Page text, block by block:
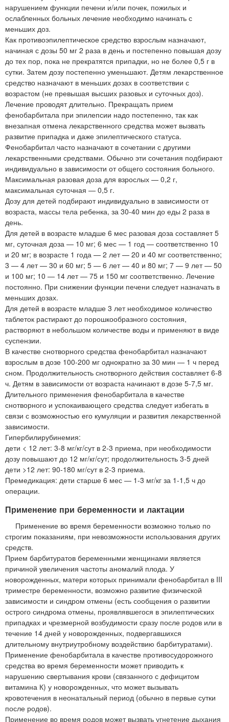
нарушением функции печени и/или почек, пожилых и
ослабленных больных лечение необходимо начинать с
меньших доз.
Как противоэпилептическое средство взрослым назначают,
начиная с дозы 50 мг 2 раза в день и постепенно повышая дозу
до тех пор, пока не прекратятся припадки, но не более 0,5 г в
сутки. Затем дозу постепенно уменьшают. Детям лекарственное
средство назначают в меньших дозах в соответствии с
возрастом (не превышая высших разовых и суточных доз).
Лечение проводят длительно. Прекращать прием
фенобарбитала при эпилепсии надо постепенно, так как
внезапная отмена лекарственного средства может вызвать
развитие припадка и даже эпилептического статуса.
Фенобарбитал часто назначают в сочетании с другими
лекарственными средствами. Обычно эти сочетания подбирают
индивидуально в зависимости от общего состояния больного.
Максимальная разовая доза для взрослых — 0,2 г,
максимальная суточная — 0,5 г.
Дозу для детей подбирают индивидуально в зависимости от
возраста, массы тела ребенка, за 30-40 мин до еды 2 раза в
день.
Для детей в возрасте младше 6 мес разовая доза составляет 5
мг, суточная доза — 10 мг; 6 мес — 1 год — соответственно 10
и 20 мг; в возрасте 1 года — 2 лет — 20 и 40 мг соответственно;
3 — 4 лет — 30 и 60 мг; 5 — 6 лет — 40 и 80 мг; 7 — 9 лет — 50
и 100 мг; 10 — 14 лет — 75 и 150 мг соответственно. Лечение
постоянно. При снижении функции печени следует назначать в
меньших дозах.
Для детей в возрасте младше 3 лет необходимое количество
таблеток растирают до порошкообразного состояния,
растворяют в небольшом количестве воды и применяют в виде
суспензии.
В качестве снотворного средства фенобарбитал назначают
взрослым в дозе 100-200 мг однократно за 30 мин — 1 ч перед
сном. Продолжительность снотворного действия составляет 6-8
ч. Детям в зависимости от возраста начинают в дозе 5-7,5 мг.
Длительного применения фенобарбитала в качестве
снотворного и успокаивающего средства следует избегать в
связи с возможностью его кумуляции и развития лекарственной
зависимости.
Гипербилирубинемия:
дети < 12 лет: 3-8 мг/кг/сут в 2-3 приема, при необходимости
дозу повышают до 12 мг/кг/сут; продолжительность 3-5 дней
дети >12 лет: 90-180 мг/сут в 2-3 приема.
Премедикация: дети старше 6 мес — 1-3 мг/кг за 1-1,5 ч до
операции.
Применение при беременности и лактации
Применение во время беременности возможно только по
строгим показаниям, при невозможности использования других
средств.
Прием барбитуратов беременными женщинами является
причиной увеличения частоты аномалий плода. У
новорожденных, матери которых принимали фенобарбитал в III
триместре беременности, возможно развитие физической
зависимости и синдром отмены (есть сообщения о развитии
острого синдрома отмены, проявлявшегося в эпилептических
припадках и чрезмерной возбудимости сразу после родов или в
течение 14 дней у новорожденных, подвергавшихся
длительному внутриутробному воздействию барбитуратами).
Применение фенобарбитала в качестве противосудорожного
средства во время беременности может приводить к
нарушению свертывания крови (связанного с дефицитом
витамина К) у новорожденных, что может вызывать
кровотечения в неонатальный период (обычно в первые сутки
после родов).
Применение во время родов может вызвать угнетение дыхания